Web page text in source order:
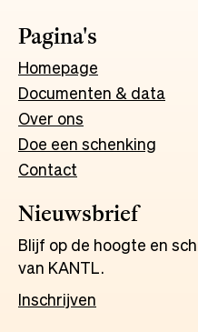
Pagina's
Homepage
Documenten & data
Over ons
Doe een schenking
Contact
Nieuwsbrief
Blijf op de hoogte en
van KANTL.
Inschrijven